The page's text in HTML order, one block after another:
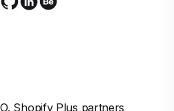
Shopify Plus partners